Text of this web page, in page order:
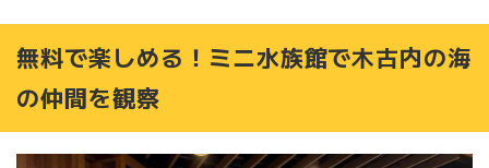
無料で楽しめる！ミニ水族館で木古内の海
の仲間を観察